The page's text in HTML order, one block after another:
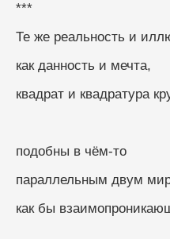
***
Те же реальность и
как данность и мечта,
квадрат и квадратура
подобны в чём-то
параллельным двум
как бы